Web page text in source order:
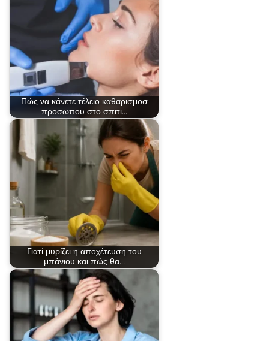
Πώς να κάνετε τέλειο καθαρισμοσ
προσωπου στο σπιτι…
Γιατί μυρίζει η αποχέτευση του
μπάνιου και πώς θα…